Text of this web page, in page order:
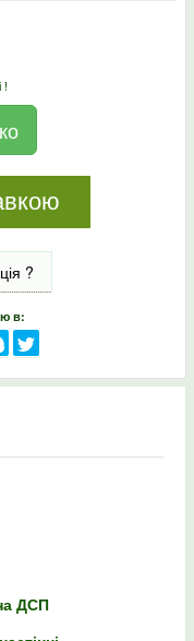
!
?
в:
ДСП